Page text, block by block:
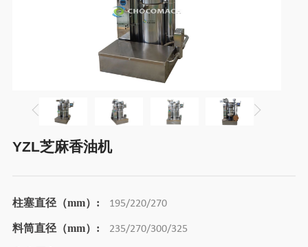
YZL芝麻香油机
柱塞直径（mm）: 195/220/270
料筒直径（mm）: 235/270/300/325